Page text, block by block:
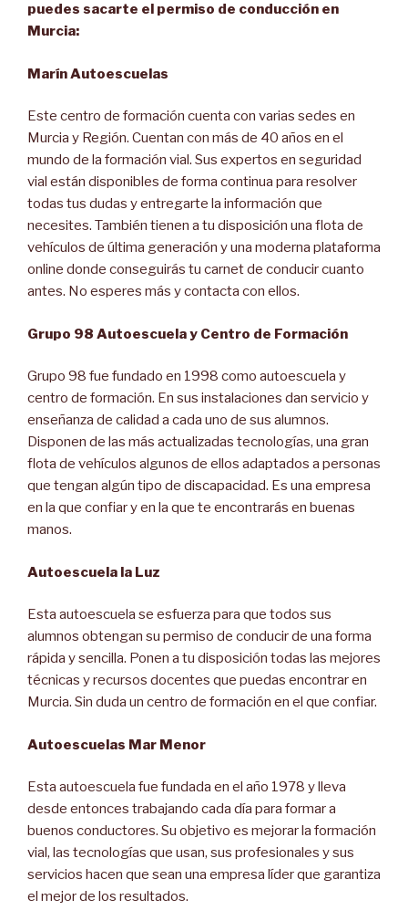
puedes sacarte el permiso de conducción en
Murcia:
Marín Autoescuelas
Este centro de formación cuenta con varias sedes en
Murcia y Región. Cuentan con más de 40 años en el
mundo de la formación vial. Sus expertos en seguridad
vial están disponibles de forma continua para resolver
todas tus dudas y entregarte la información que
necesites. También tienen a tu disposición una flota de
vehículos de última generación y una moderna plataforma
online donde conseguirás tu carnet de conducir cuanto
antes. No esperes más y contacta con ellos.
Grupo 98 Autoescuela y Centro de Formación
Grupo 98 fue fundado en 1998 como autoescuela y
centro de formación. En sus instalaciones dan servicio y
enseñanza de calidad a cada uno de sus alumnos.
Disponen de las más actualizadas tecnologías, una gran
flota de vehículos algunos de ellos adaptados a personas
que tengan algún tipo de discapacidad. Es una empresa
en la que confiar y en la que te encontrarás en buenas
manos.
Autoescuela la Luz
Esta autoescuela se esfuerza para que todos sus
alumnos obtengan su permiso de conducir de una forma
rápida y sencilla. Ponen a tu disposición todas las mejores
técnicas y recursos docentes que puedas encontrar en
Murcia. Sin duda un centro de formación en el que confiar.
Autoescuelas Mar Menor
Esta autoescuela fue fundada en el año 1978 y lleva
desde entonces trabajando cada día para formar a
buenos conductores. Su objetivo es mejorar la formación
vial, las tecnologías que usan, sus profesionales y sus
servicios hacen que sean una empresa líder que garantiza
el mejor de los resultados.